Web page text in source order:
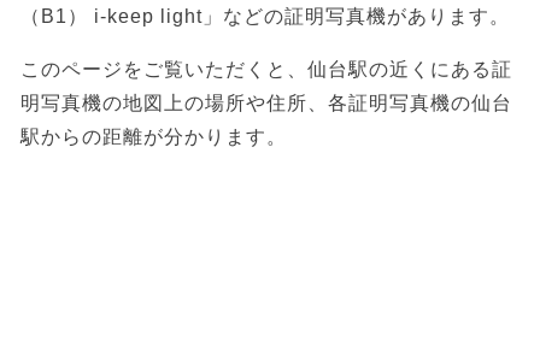
（B1） i-keep light」などの証明写真機があります。
このページをご覧いただくと、仙台駅の近くにある証
明写真機の地図上の場所や住所、各証明写真機の仙台
駅からの距離が分かります。